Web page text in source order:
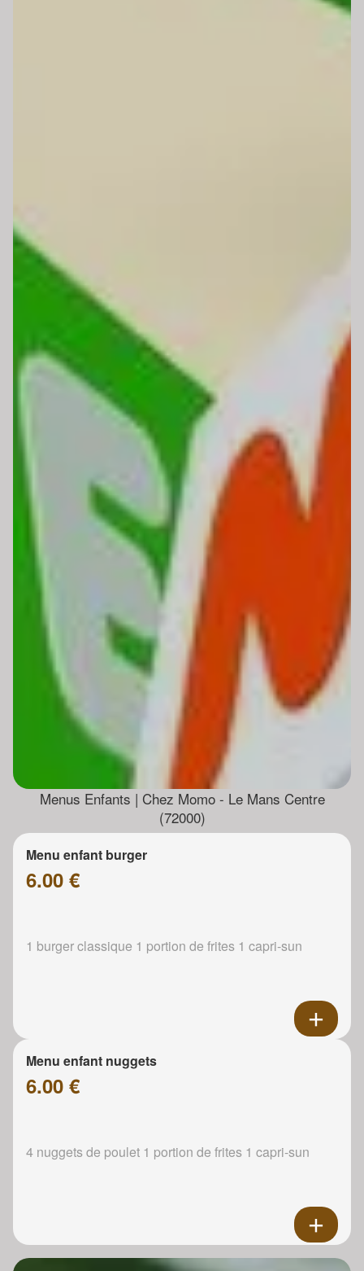
Menus Enfants | Chez Momo - Le Mans Centre
(72000)
Menu enfant burger
6.00 €
1 burger classique 1 portion de frites 1 capri-sun
Menu enfant nuggets
6.00 €
4 nuggets de poulet 1 portion de frites 1 capri-sun